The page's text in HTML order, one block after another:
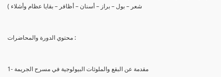
شعر – بول – براز – أسنان – أظافر – بقايا عظام وأشلاء )
محتوي الدورة والمحاضرات :
1- مقدمة عن البقع والملوثات البيولوجية في مسرح الجريمة